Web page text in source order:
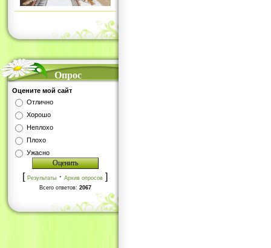
Опрос
Оцените мой сайт
Отлично
Хорошо
Неплохо
Плохо
Ужасно
[ Результаты · Архив опросов ]
Всего ответов: 2067